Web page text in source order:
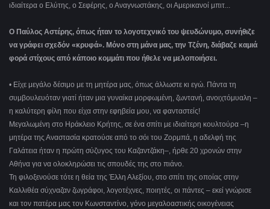
ιδιαίτερα ο Ελύτης, ο Σεφέρης, ο Αναγνωστάκης, οι Αμερικανοί μπιτ...
Ο Παύλος Αστέρης, όπως ήταν το λογοτεχνικό του ψευδώνυμο, συνήθιζε
να γράφει σχεδόν «κρυφά». Μόνο στη μάνα μας, την Τζένη, διάβαζε καμιά
φορά στίχους από κάποιο κομμάτι που ήθελε να μελοποιήσει.
• Είχε μεγάλο δέσιμο με τη μητέρα μας, όπως άλλωστε κι εγώ. Πάντα τη
συμβουλευόταν γιατί ήταν μια γυναίκα μορφωμένη, ζωντανή, ανοιχτόμυαλη ‒
η καλύτερη φίλη που είχα στην εφηβεία μου, να φανταστείς!
Μεγαλωμένη στο Ηράκλειο Κρήτης, σε ένα σπίτι με ιδιαίτερη κουλτούρα –η
μητέρα της Αναστασία κρατούσε από το σόι του Ζορμπά, η αδελφή της
Γαλάτεια ήταν η πρώτη σύζυγος του Καζαντζάκη‒, ήρθε 20 χρονών στην
Αθήνα για να ολοκληρώσει τις σπουδές της στο πιάνο.
Τη φιλοξενούσε τότε η θεία της Έλλη Αλεξίου, στο σπίτι της οποίας στην
Καλλιθέα σύχναζαν ζωγράφοι, λογοτέχνες, ποιητές, οι πάντες – εκεί γνώρισε
και τον πατέρα μας τον Κωνσταντίνο, γόνο μεγαλοαστικής οικογένειας